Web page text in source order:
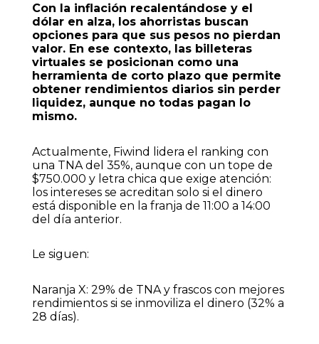
Con la inflación recalentándose y el
dólar en alza, los ahorristas buscan
opciones para que sus pesos no pierdan
valor. En ese contexto, las billeteras
virtuales se posicionan como una
herramienta de corto plazo que permite
obtener rendimientos diarios sin perder
liquidez, aunque no todas pagan lo
mismo.
Actualmente, Fiwind lidera el ranking con
una TNA del 35%, aunque con un tope de
$750.000 y letra chica que exige atención:
los intereses se acreditan solo si el dinero
está disponible en la franja de 11:00 a 14:00
del día anterior.
Le siguen:
Naranja X: 29% de TNA y frascos con mejores
rendimientos si se inmoviliza el dinero (32% a
28 días).